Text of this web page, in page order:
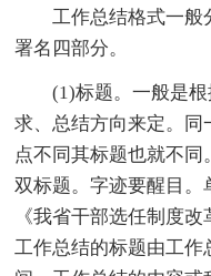
工作总结格式一般
署名四部分。
(1)标题。一般是
求、总结方向来定。
点不同其标题也就不
双标题。字迹要醒目。
《我省干部选任制度
工作总结的标题由工